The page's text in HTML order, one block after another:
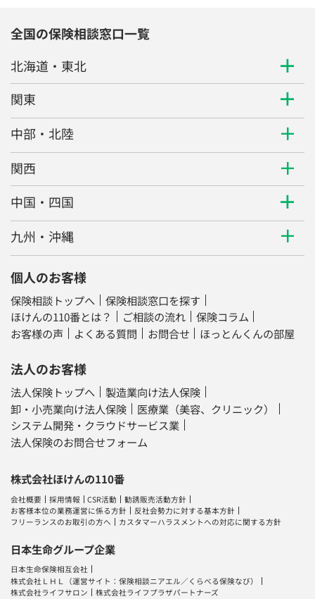
全国の保険相談窓口一覧
北海道・東北
関東
中部・北陸
関西
中国・四国
九州・沖縄
個人のお客様
保険相談トップへ
保険相談窓口を探す
ほけんの110番とは？
ご相談の流れ
保険コラム
お客様の声
よくある質問 お問合せ ほっとんくんの部屋
法人のお客様
法人保険トップへ
製造業向け法人保険
卸・小売業向け法人保険
医療業（美容、クリニック）
システム開発・クラウドサービス業
法人保険のお問合せフォーム
株式会社ほけんの110番
会社概要 採用情報 CSR活動
勧誘販売活動方針
お客様本位の業務運営に係る方針
反社会勢力に対する基本方針
フリーランスのお取引の方へ
カスタマーハラスメントへの対応に関する方針
日本生命グループ企業
日本生命保険相互会社
株式会社ＬＨＬ
（運営サイト：保険相談ニアエル ／ くらべる保険なび）
株式会社ライフサロン
株式会社ライフプラザパートナーズ